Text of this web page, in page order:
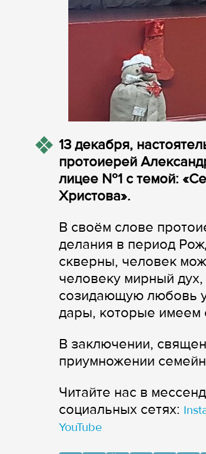
13 декабря,
протоиерей
лицее №1 с темой:
Христова».
В своём слове
делания в период
скверны, человек
человеку мирный
созидающую любовь
дары, которые имеем
В заключении,
приумножении
Читайте нас в
cоциальных сетях:
YouTube